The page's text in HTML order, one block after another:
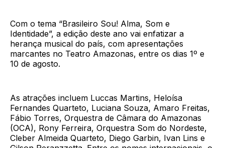
Com o tema “Brasileiro Sou! Alma, Som e
Identidade”, a edição deste ano vai enfatizar a
herança musical do país, com apresentações
marcantes no Teatro Amazonas, entre os dias 1º e
10 de agosto.
As atrações incluem Luccas Martins, Heloísa
Fernandes Quarteto, Luciana Souza, Amaro Freitas,
Fábio Torres, Orquestra de Câmara do Amazonas
(OCA), Rony Ferreira, Orquestra Som do Nordeste,
Cleber Almeida Quarteto, Diego Garbin, Ivan Lins e